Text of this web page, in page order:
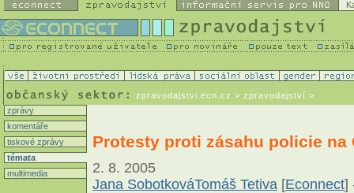
zpravodajstvi.ecn.cz > zpravodajství >
zprávy
komentáře
tiskové zprávy
témata
multimedia
Protesty proti zásahu policie na
2. 8. 2005
Jana SobotkováTomáš Tetiva [Econnect]